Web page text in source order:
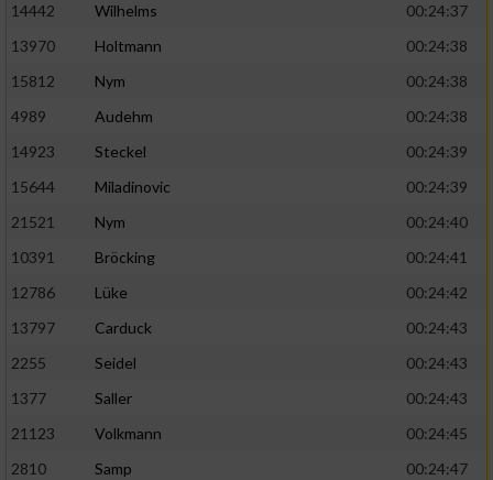
14442
Wilhelms
00:24:37
13970
Holtmann
00:24:38
15812
Nym
00:24:38
4989
Audehm
00:24:38
14923
Steckel
00:24:39
15644
Miladinovic
00:24:39
21521
Nym
00:24:40
10391
Bröcking
00:24:41
12786
Lüke
00:24:42
13797
Carduck
00:24:43
2255
Seidel
00:24:43
1377
Saller
00:24:43
21123
Volkmann
00:24:45
2810
Samp
00:24:47